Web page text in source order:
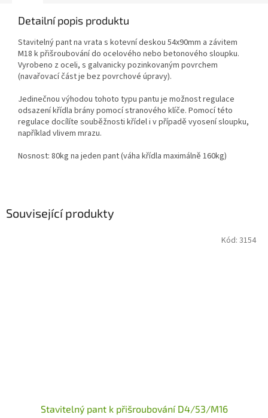
Související produkty
Stavitelný pant k přišroubování D4/53/M16
Kód: 3154
Detailní popis produktu
Stavitelný pant na vrata s kotevní deskou 54x90mm a závitem
M18 k přišroubování do ocelového nebo betonového sloupku.
Vyrobeno z oceli, s galvanicky pozinkovaným povrchem
(navařovací část je bez povrchové úpravy).
Jedinečnou výhodou tohoto typu pantu je možnost regulace
odsazení křídla brány pomocí stranového klíče. Pomocí této
regulace docílíte souběžnosti křídel i v případě vyosení sloupku,
například vlivem mrazu.
Nosnost: 80kg na jeden pant (váha křídla maximálně 160kg)